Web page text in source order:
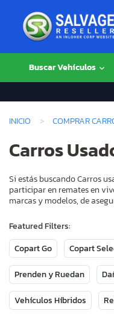
Buscar Vehículos
INICIO COMPRAR
Carros
Si estás buscando Carros
participar en remates en
marcas y modelos, de
Featured Filters:
Copart Go
Copart
Prenden y Ruedan
Vehículos Híbridos